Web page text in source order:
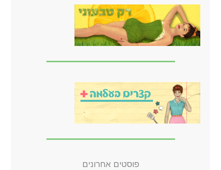
פוסטים אחרונים